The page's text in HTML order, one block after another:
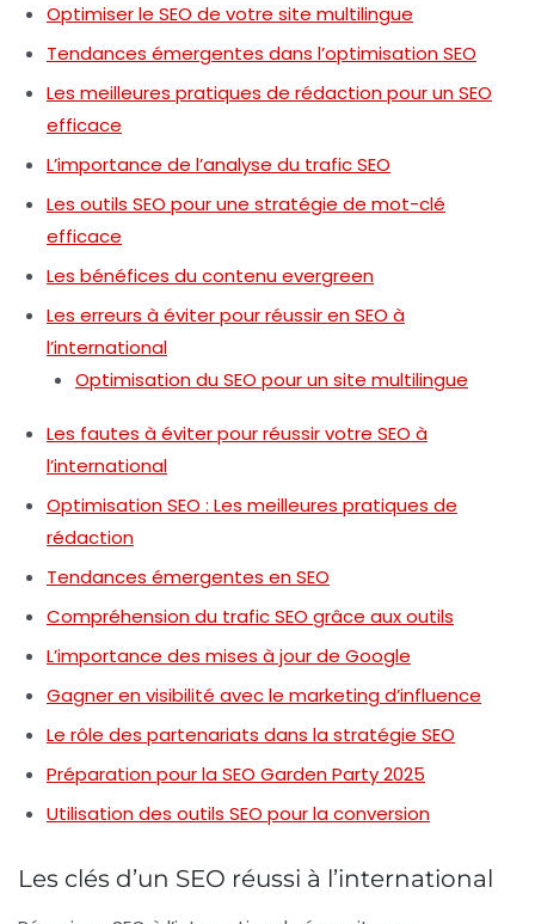
Optimiser le SEO de votre site multilingue
Tendances émergentes dans l’optimisation SEO
Les meilleures pratiques de rédaction pour un SEO
efficace
L’importance de l’analyse du trafic SEO
Les outils SEO pour une stratégie de mot-clé
efficace
Les bénéfices du contenu evergreen
Les erreurs à éviter pour réussir en SEO à
l’international
Optimisation du SEO pour un site multilingue
Les fautes à éviter pour réussir votre SEO à
l’international
Optimisation SEO : Les meilleures pratiques de
rédaction
Tendances émergentes en SEO
Compréhension du trafic SEO grâce aux outils
L’importance des mises à jour de Google
Gagner en visibilité avec le marketing d’influence
Le rôle des partenariats dans la stratégie SEO
Préparation pour la SEO Garden Party 2025
Utilisation des outils SEO pour la conversion
Les clés d’un SEO réussi à l’international